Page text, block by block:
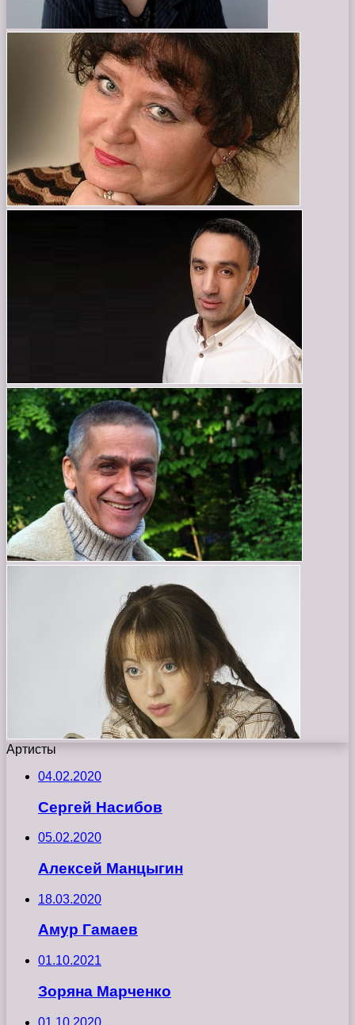
Артисты
04.02.2020
Сергей Насибов
05.02.2020
Алексей Манцыгин
18.03.2020
Амур Гамаев
01.10.2021
Зоряна Марченко
01.10.2020